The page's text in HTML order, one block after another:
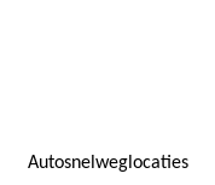
Autosnelweglocaties